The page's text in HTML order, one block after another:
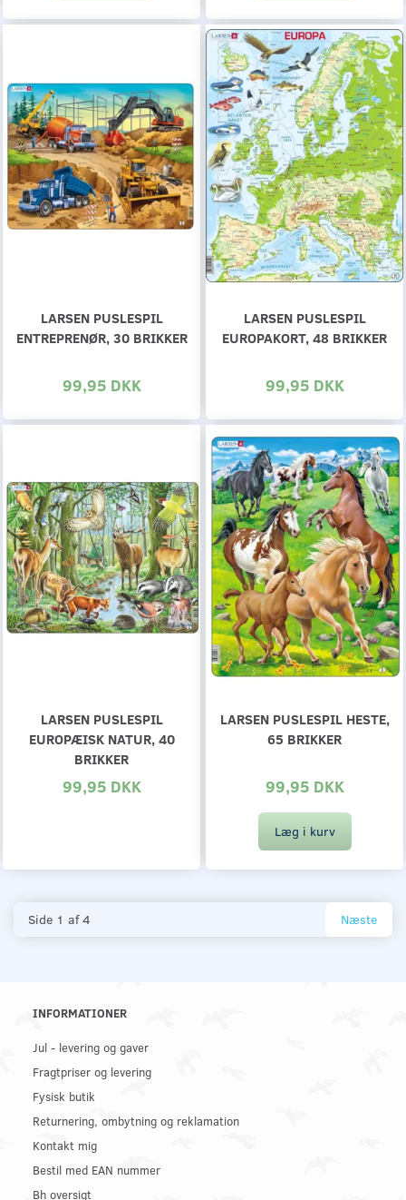
LARSEN PUSLESPIL
ENTREPRENØR, 30 BRIKKER
99,95 DKK
LARSEN PUSLESPIL
EUROPAKORT, 48 BRIKKER
99,95 DKK
LARSEN PUSLESPIL
EUROPÆISK NATUR, 40
BRIKKER
99,95 DKK
LARSEN PUSLESPIL HESTE,
65 BRIKKER
99,95 DKK
Læg i kurv
Side 1 af 4 Næste
INFORMATIONER
Jul - levering og gaver
Fragtpriser og levering
Fysisk butik
Returnering, ombytning og reklamation
Kontakt mig
Bestil med EAN nummer
Bh oversigt